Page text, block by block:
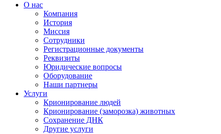
О нас
Компания
История
Миссия
Сотрудники
Регистрационные документы
Реквизиты
Юридические вопросы
Оборудование
Наши партнеры
Услуги
Крионирование людей
Крионирование (заморозка) животных
Сохранение ДНК
Другие услуги